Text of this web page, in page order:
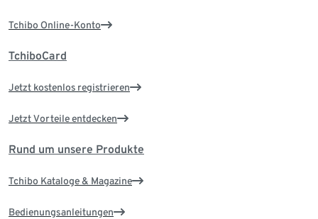
Tchibo Online-Konto
TchiboCard
Jetzt kostenlos registrieren
Jetzt Vorteile entdecken
Rund um unsere Produkte
Tchibo Kataloge & Magazine
Bedienungsanleitungen